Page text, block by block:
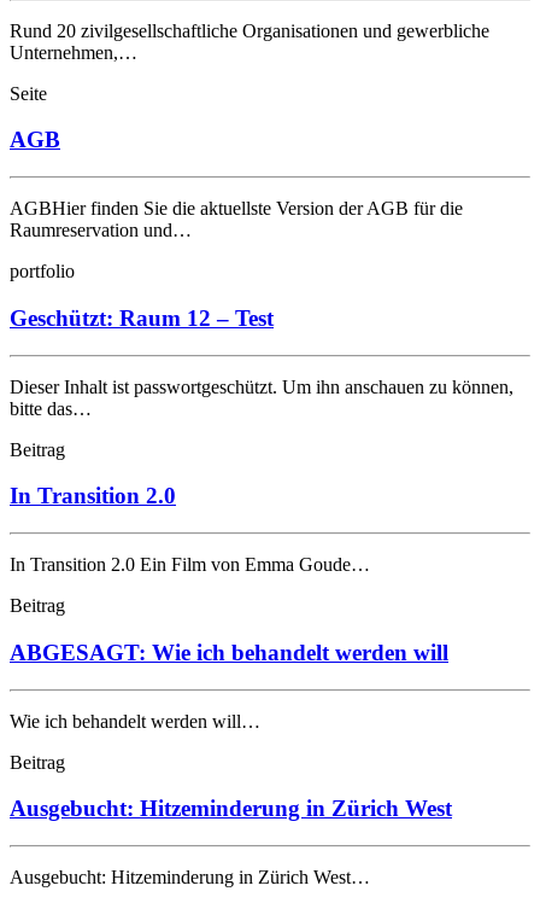
Rund 20 zivilgesellschaftliche Organisationen und gewerbliche
Unternehmen,…
Seite
AGB
AGBHier finden Sie die aktuellste Version der AGB für die
Raumreservation und…
portfolio
Geschützt: Raum 12 – Test
Dieser Inhalt ist passwortgeschützt. Um ihn anschauen zu können,
bitte das…
Beitrag
In Transition 2.0
In Transition 2.0 Ein Film von Emma Goude…
Beitrag
ABGESAGT: Wie ich behandelt werden will
Wie ich behandelt werden will…
Beitrag
Ausgebucht: Hitzeminderung in Zürich West
Ausgebucht: Hitzeminderung in Zürich West…